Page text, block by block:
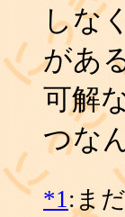
しな
があ
可解
つな
*1:ま